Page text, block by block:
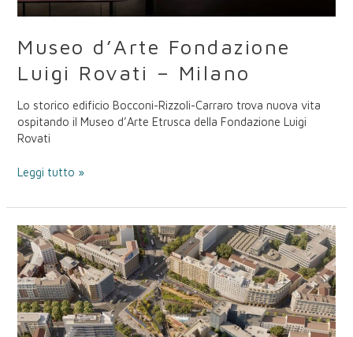
Museo d’Arte Fondazione
Luigi Rovati – Milano
Lo storico edificio Bocconi-Rizzoli-Carraro trova nuova vita
ospitando il Museo d’Arte Etrusca della Fondazione Luigi
Rovati
Leggi tutto »
Piazzale
Loreto
–
Milano